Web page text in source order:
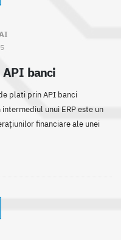
banci
plati prin API banci
unui ERP este un
financiare ale unei